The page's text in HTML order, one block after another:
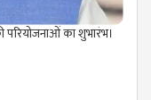
परियोजनाओं का शुभारंभ।